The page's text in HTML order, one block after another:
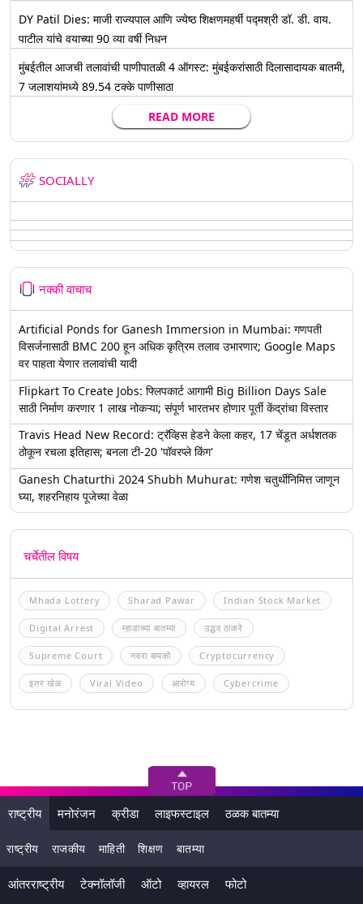
DY Patil Dies: माजी राज्यपाल आणि ज्येष्ठ शिक्षणमहर्षी पद्मश्री डॉ. डी. वाय.
पाटील यांचे वयाच्या 90 व्या वर्षी निधन
मुंबईतील आजची तलावांची पाणीपातळी 4 ऑगस्ट: मुंबईकरांसाठी दिलासादायक बातमी,
7 जलाशयांमध्ये 89.54 टक्के पाणीसाठा
READ MORE
SOCIALLY
नक्की वाचाच
Artificial Ponds for Ganesh Immersion in Mumbai: गणपती
विसर्जनासाठी BMC 200 हून अधिक कृत्रिम तलाव उभारणार; Google Maps
वर पाहता येणार तलावांची यादी
Flipkart To Create Jobs: फ्लिपकार्ट आगामी Big Billion Days Sale
साठी निर्माण करणार 1 लाख नोकऱ्या; संपूर्ण भारतभर होणार पूर्ती केंद्रांचा विस्तार
Travis Head New Record: ट्रॅव्हिस हेडने केला कहर, 17 चेंडूत अर्धशतक
ठोकून रचला इतिहास; बनला टी-20 'पॉवरप्ले किंग'
Ganesh Chaturthi 2024 Shubh Muhurat: गणेश चतुर्थीनिमित्त जाणून
घ्या, शहरनिहाय पूजेच्या वेळा
चर्चेतील विषय
Mhada Lottery Sharad Pawar Indian Stock Market
Digital Arrest म्हाडाच्या बातम्या उद्धव ठाकरे
Supreme Court नवरा बायको Cryptocurrency
इतर खेळ Viral Video आरोग्य Cybercrime
राष्ट्रीय मनोरंजन क्रीडा लाइफस्टाइल ठळक बातम्या
राष्ट्रीय राजकीय माहिती शिक्षण बातम्या
आंतरराष्ट्रीय टेक्नॉलॉजी ऑटो व्हायरल फोटो